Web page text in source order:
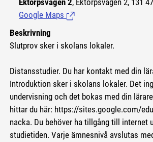
Ektorpsvägen 2, Ektorpsvägen 2, 131
Google Maps (Länk till extern sida.)
Beskrivning
Slutprov sker i skolans lokaler.
Distansstudier. Du har kontakt med din
Introduktion sker i skolans lokaler. Det
undervisning och det bokas med din
hittar du här: https://sites.google.com/
nacka. Du behöver ha tillgång till internet
studietiden. Varje ämnesnivå avslutas